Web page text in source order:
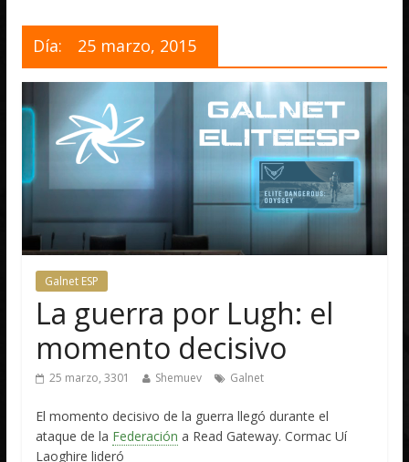
Día: 25 marzo, 2015
Galnet ESP
La guerra por Lugh: el
momento decisivo
25 marzo, 3301 Shemuev Galnet
El momento decisivo de la guerra llegó durante el
ataque de la Federación a Read Gateway. Cormac Uí
Laoghire lideró